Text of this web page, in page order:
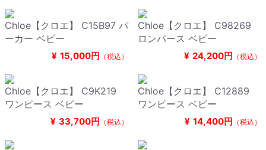
Chloe【クロエ】 C15B97 パ
ーカー ベビー
¥ 15,000円 （税込）
Chloe【クロエ】 C98269
ロンパース ベビー
¥ 24,200円 （税込）
Chloe【クロエ】 C9K219
ワンピース ベビー
¥ 33,700円 （税込）
Chloe【クロエ】 C12889
ワンピース ベビー
¥ 14,400円 （税込）